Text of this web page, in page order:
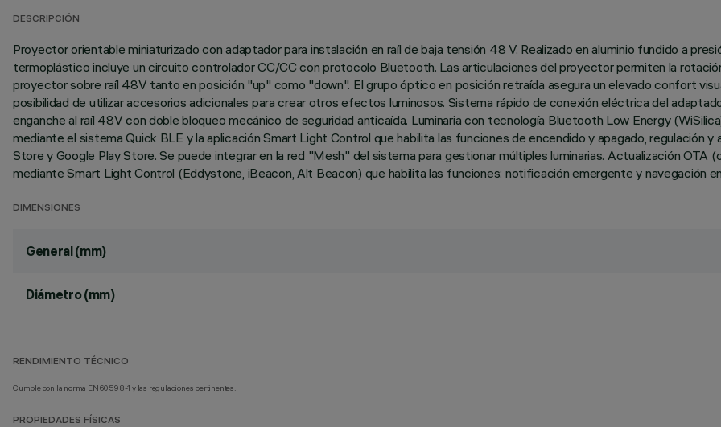
DESCRIPCIÓN
Proyector orientable miniaturizado con adaptador para instalación en raíl de baja tensión 48 V. Realizado en aluminio fundido a
termoplástico incluye un circuito controlador CC/CC con protocolo Bluetooth. Las articulaciones del proyector permiten la
proyector sobre raíl 48V tanto en posición "up" como "down". El grupo óptico en posición retraída asegura un elevado confort
posibilidad de utilizar accesorios adicionales para crear otros efectos luminosos. Sistema rápido de conexión eléctrica del
enganche al raíl 48V con doble bloqueo mecánico de seguridad anticaída. Luminaria con tecnología Bluetooth Low Energy
mediante el sistema Quick BLE y la aplicación Smart Light Control que habilita las funciones de encendido y apagado, regulación
Store y Google Play Store. Se puede integrar en la red "Mesh" del sistema para gestionar múltiples luminarias. Actualización OTA
mediante Smart Light Control (Eddystone, iBeacon, Alt Beacon) que habilita las funciones: notificación emergente y navegación
DIMENSIONES
General (mm)
Diámetro (mm)
RENDIMIENTO TÉCNICO
Cumple con la norma EN60598-1 y las regulaciones pertinentes.
PROPIEDADES FÍSICAS